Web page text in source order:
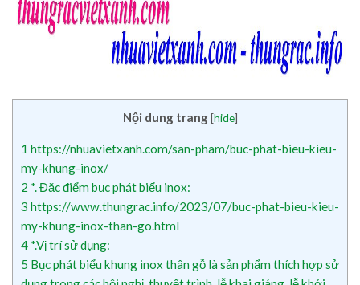
Nội dung trang [hide]
1 https://nhuavietxanh.com/san-pham/buc-phat-bieu-kieu-
my-khung-inox/
2 *. Đặc điểm bục phát biểu inox:
3 https://www.thungrac.info/2023/07/buc-phat-bieu-kieu-
my-khung-inox-than-go.html
4 *.Vị trí sử dụng:
5 Bục phát biểu khung inox thân gỗ là sản phẩm thích hợp sử